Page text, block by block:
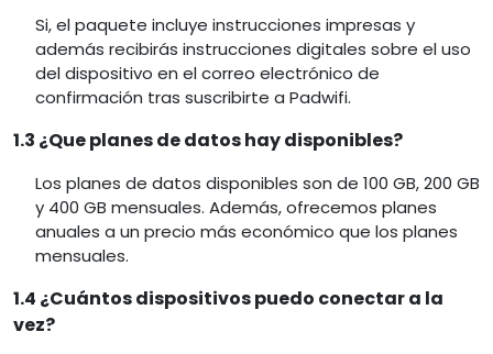
Si, el paquete incluye instrucciones impresas y
además recibirás instrucciones digitales sobre el uso
del dispositivo en el correo electrónico de
confirmación tras suscribirte a Padwifi.
1.3 ¿Que planes de datos hay disponibles?
Los planes de datos disponibles son de 100 GB, 200 GB
y 400 GB mensuales. Además, ofrecemos planes
anuales a un precio más económico que los planes
mensuales.
1.4 ¿Cuántos dispositivos puedo conectar a la
vez?